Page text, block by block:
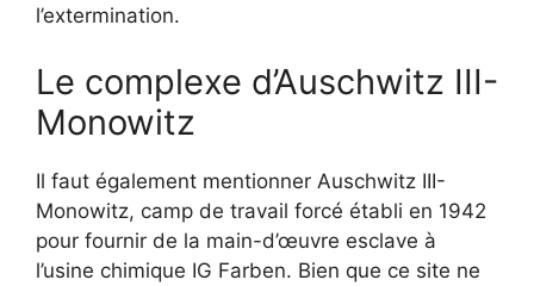
l’extermination.
Le complexe d’Auschwitz III-
Monowitz
Il faut également mentionner Auschwitz III-
Monowitz, camp de travail forcé établi en 1942
pour fournir de la main-d’œuvre esclave à
l’usine chimique IG Farben. Bien que ce site ne